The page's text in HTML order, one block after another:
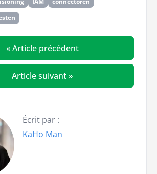
« Article précédent
Article suivant »
Écrit par :
KaHo Man